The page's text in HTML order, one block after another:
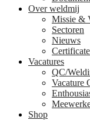
Over weldmij
Missie &
Sectoren
Nieuws
Vacatures
QC/
Vacature
Shop